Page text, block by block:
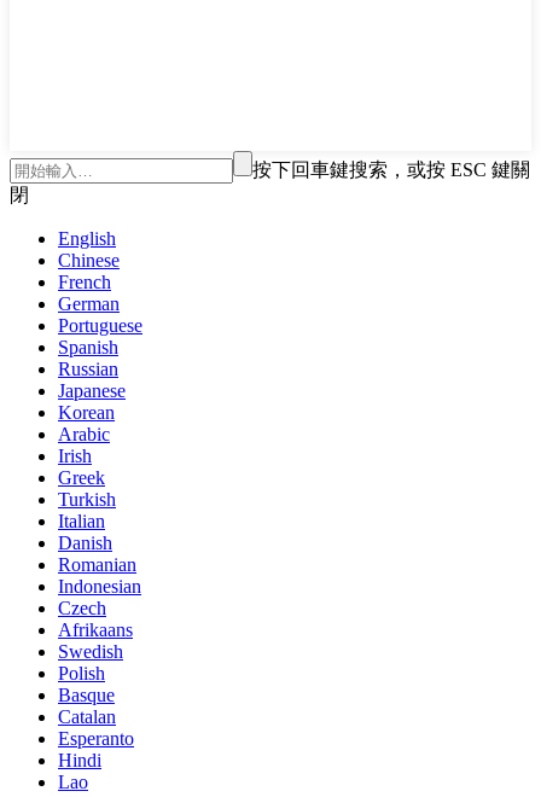
按下回車鍵搜索，或按 ESC 鍵關
閉
English
Chinese
French
German
Portuguese
Spanish
Russian
Japanese
Korean
Arabic
Irish
Greek
Turkish
Italian
Danish
Romanian
Indonesian
Czech
Afrikaans
Swedish
Polish
Basque
Catalan
Esperanto
Hindi
Lao